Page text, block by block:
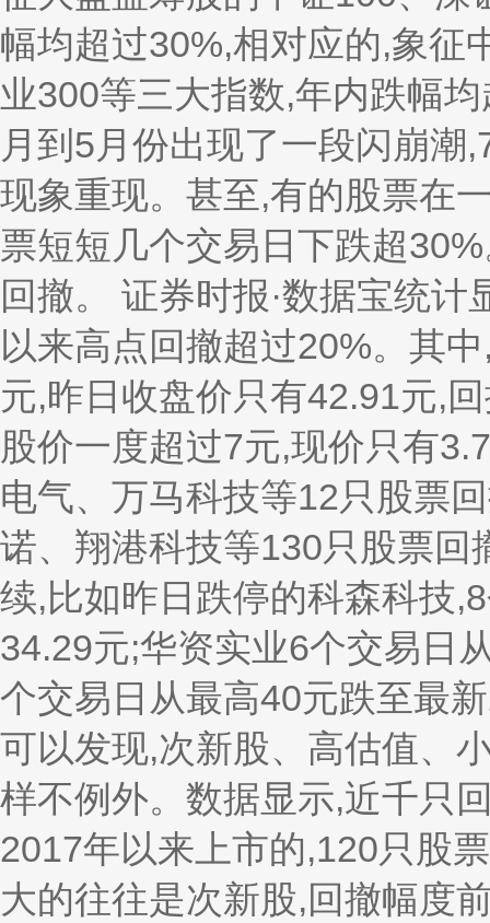
幅均超过30%,相对应的,象征
业300等三大指数,年内跌幅
月到5月份出现了一段闪崩潮
现象重现。甚至,有的股票在
票短短几个交易日下跌超
回撤。 证券时报·数据宝统
以来高点回撤超过20%。其
元,昨日收盘价只有42.91元,
股价一度超过7元,现价只有
电气、万马科技等12只股票
诺、翔港科技等130只股票回
续,比如昨日跌停的科森科技
34.29元;华资实业6个交易日
个交易日从最高40元跌至最
可以发现,次新股、高估值、
样不例外。数据显示,近千只
2017年以来上市的,120只股
大的往往是次新股,回撤幅度